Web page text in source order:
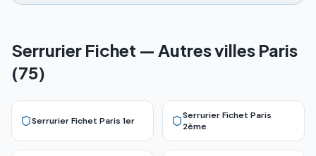
Serrurier Fichet — Autres villes Paris
(75)
Serrurier Fichet Paris 1er Serrurier Fichet Paris
2ème